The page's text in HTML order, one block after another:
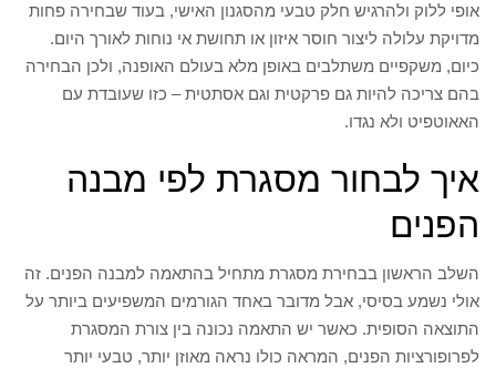
אופי ללוק ולהרגיש חלק טבעי מהסגנון האישי, בעוד שבחירה פחות
מדויקת עלולה ליצור חוסר איזון או תחושת אי נוחות לאורך היום.
כיום, משקפיים משתלבים באופן מלא בעולם האופנה, ולכן הבחירה
בהם צריכה להיות גם פרקטית וגם אסתטית – כזו שעובדת עם
האאוטפיט ולא נגדו.
איך לבחור מסגרת לפי מבנה
הפנים
השלב הראשון בבחירת מסגרת מתחיל בהתאמה למבנה הפנים. זה
אולי נשמע בסיסי, אבל מדובר באחד הגורמים המשפיעים ביותר על
התוצאה הסופית. כאשר יש התאמה נכונה בין צורת המסגרת
לפרופורציות הפנים, המראה כולו נראה מאוזן יותר, טבעי יותר